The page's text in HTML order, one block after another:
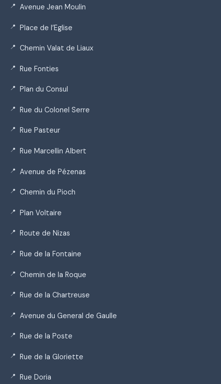
Avenue Jean Moulin
Place de l’Eglise
Chemin Valat de Liaux
Rue Fonties
Plan du Consul
Rue du Colonel Serre
Rue Pasteur
Rue Marcellin Albert
Avenue de Pézenas
Chemin du Pioch
Plan Voltaire
Route de Nizas
Rue de la Fontaine
Chemin de la Roque
Rue de la Chartreuse
Avenue du General de Gaulle
Rue de la Poste
Rue de la Gloriette
Rue Doria